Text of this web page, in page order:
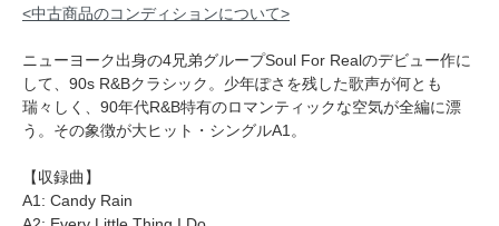
<中古商品のコンディションについて>
ニューヨーク出身の4兄弟グループSoul For Realのデビュー作に
して、90s R&Bクラシック。少年ぽさを残した歌声が何とも
瑞々しく、90年代R&B特有のロマンティックな空気が全編に漂
う。その象徴が大ヒット・シングルA1。
【収録曲】
A1: Candy Rain